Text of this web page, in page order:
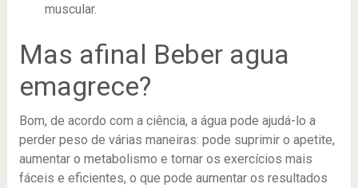
muscular.
Mas afinal Beber agua
emagrece?
Bom, de acordo com a ciência, a água pode ajudá-lo a
perder peso de várias maneiras: pode suprimir o apetite,
aumentar o metabolismo e tornar os exercícios mais
fáceis e eficientes, o que pode aumentar os resultados